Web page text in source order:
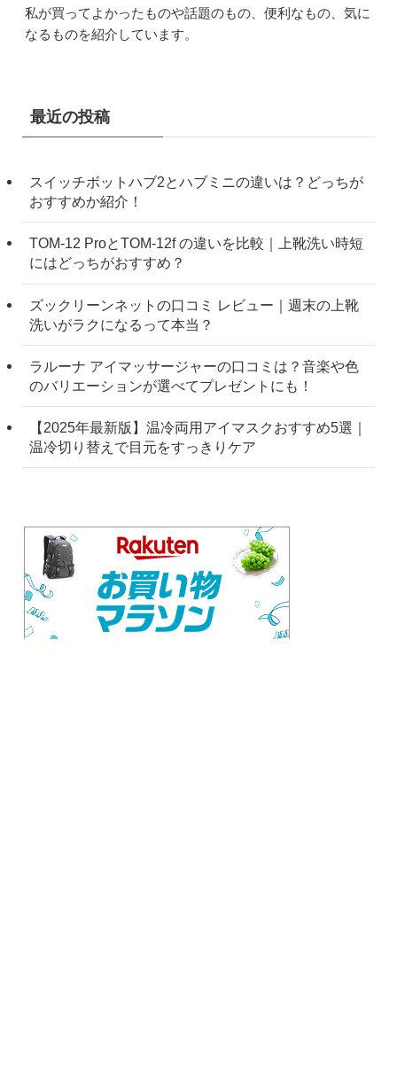
私が買ってよかったものや話題のもの、便利なもの、気に
なるものを紹介しています。
最近の投稿
スイッチボットハブ2とハブミニの違いは？どっちが
おすすめか紹介！
TOM-12 ProとTOM-12f の違いを比較｜上靴洗い時短
にはどっちがおすすめ？
ズックリーンネットの口コミ レビュー｜週末の上靴
洗いがラクになるって本当？
ラルーナ アイマッサージャーの口コミは？音楽や色
のバリエーションが選べてプレゼントにも！
【2025年最新版】温冷両用アイマスクおすすめ5選｜
温冷切り替えで目元をすっきりケア